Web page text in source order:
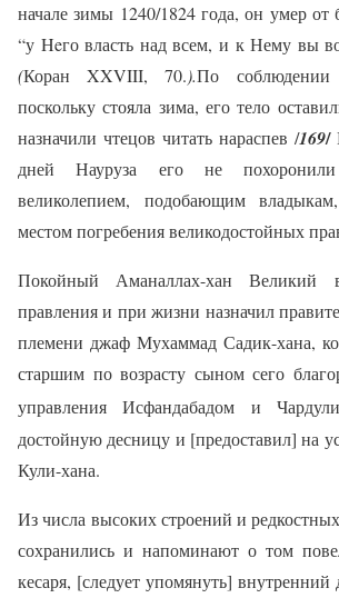
начале зимы 1240/1824 года, он умер
“у Heго власть над всем, и к Нему вы
(Коран XXVIII, 70.).По соблюдении
поскольку стояла зима, его тело
назначили чтецов читать нараспев /169/
дней Науруза его не
великолепием, подобающим
местом погребения великодостойных
Покойный Аманаллах-хан Великий
правления и при жизни назначил
племени джаф Мухаммад Садик-хана,
старшим по возрасту сыном сего
управления Исфандабадом и
достойную десницу и [предоставил] на
Кули-хана.
Из числа высоких строений и
сохранились и напоминают о том
кесаря, [следует упомянуть]